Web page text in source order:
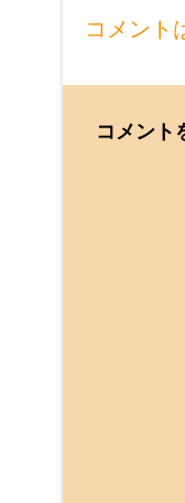
コメント
コメント